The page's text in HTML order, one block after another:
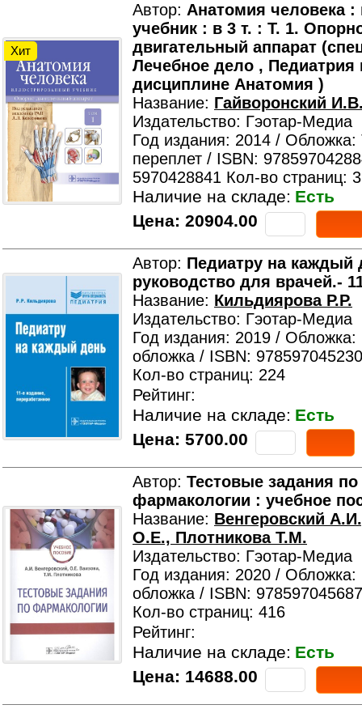
Хит
Автор: Анатомия человека
учебник : в 3 т. : Т. 1.
двигательный аппарат
Лечебное дело , Педиатрия
дисциплине Анатомия )
Название: Гайворонский
Издательство: Гэотар-Медиа
Год издания: 2014 /
переплет / ISBN:
5970428841 Кол-во страниц:
Наличие на складе: Есть
Цена: 20904.00
Автор: Педиатру на каждый
руководство для врачей.-
Название: Кильдиярова Р.Р.
Издательство: Гэотар-Медиа
Год издания: 2019 / Обложка:
обложка / ISBN:
Кол-во страниц: 224
Рейтинг:
Наличие на складе: Есть
Цена: 5700.00
Автор: Тестовые задания по
фармакологии : учебное
Название: Венгеровский
О.Е., Плотникова Т.М.
Издательство: Гэотар-Медиа
Год издания: 2020 / Обложка:
обложка / ISBN:
Кол-во страниц: 416
Рейтинг:
Наличие на складе: Есть
Цена: 14688.00